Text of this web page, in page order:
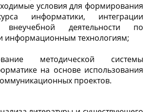
условия для формирования
информатики, интеграции
деятельности по
информационным технологиям;
методической системы
на основе использования
проектов.